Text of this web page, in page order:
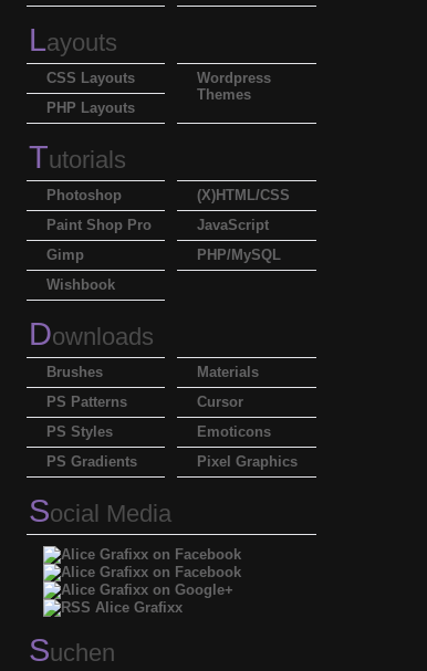
Layouts
Wordpress
Themes
CSS Layouts
PHP Layouts
Tutorials
(X)HTML/CSS
JavaScript
PHP/MySQL
Photoshop
Paint Shop Pro
Gimp
Wishbook
Downloads
Materials
Cursor
Emoticons
Pixel Graphics
Brushes
PS Patterns
PS Styles
PS Gradients
Social Media
Suchen